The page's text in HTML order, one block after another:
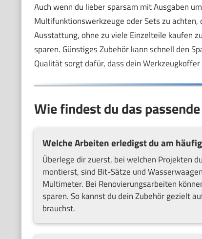
Auch wenn du lieber sparsam mit Ausgaben
Multifunktionswerkzeuge oder Sets zu
Ausstattung, ohne zu viele Einzelteile kaufen
sparen. Günstiges Zubehör kann schnell den
Qualität sorgt dafür, dass dein
Wie findest du das
Welche Arbeiten erledigst du am
Überlege dir zuerst, bei welchen Projekten
montierst, sind Bit-Sätze und
Multimeter. Bei Renovierungsarbeiten
sparen. So kannst du dein Zubehör gezielt
brauchst.